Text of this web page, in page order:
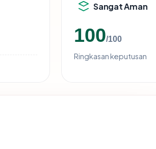
Sangat Aman
100/100
Ringkasan keputusan